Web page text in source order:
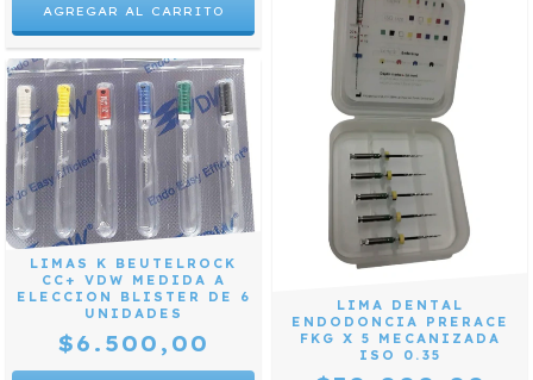
LIMAS K BEUTELROCK
CC+ VDW MEDIDA A
ELECCION BLISTER DE 6
UNIDADES
$6.500,00
LIMA DENTAL
ENDODONCIA PRERACE
FKG X 5 MECANIZADA
ISO 0.35